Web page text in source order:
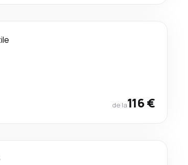
de la116 €